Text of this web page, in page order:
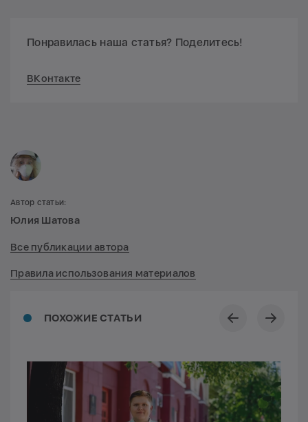
Понравилась наша статья? Поделитесь!
ВКонтакте
ПОХОЖИЕ СТАТЬИ
Автор статьи:
Юлия Шатова
Все публикации автора
Правила использования материалов